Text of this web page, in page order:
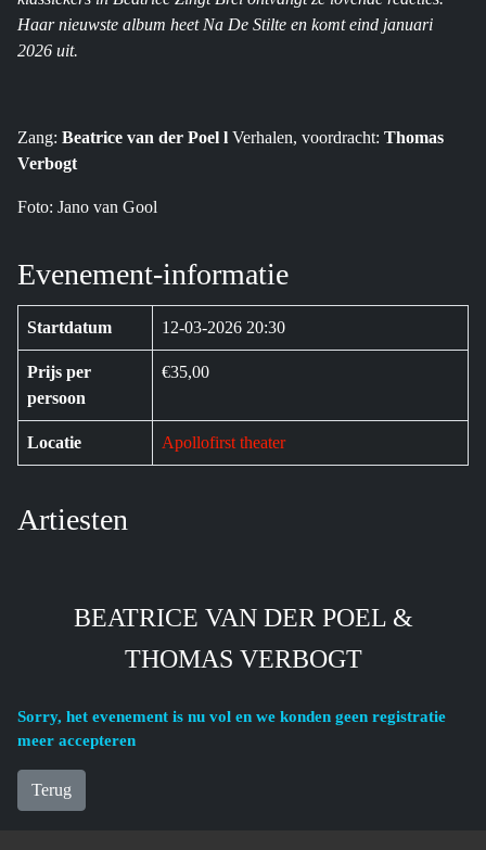
Haar nieuwste album heet Na De Stilte en komt eind januari
2026 uit.
Zang: Beatrice van der Poel l Verhalen, voordracht: Thomas
Verbogt
Foto: Jano van Gool
Evenement-informatie
Startdatum 12-03-2026 20:30
Prijs per
persoon
€35,00
Locatie Apollofirst theater
Artiesten
BEATRICE VAN DER POEL &
THOMAS VERBOGT
Sorry, het evenement is nu vol en we konden geen registratie
meer accepteren
Terug